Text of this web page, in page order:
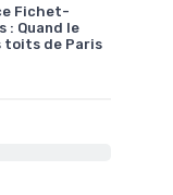
Fichet-
: Quand le
de Paris